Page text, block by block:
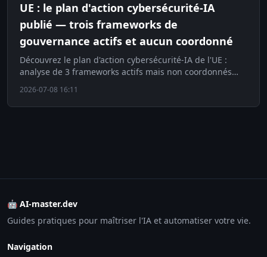
UE : le plan d'action cybersécurité-IA
publié — trois frameworks de
gouvernance actifs et aucun coordonné
Découvrez le plan d'action cybersécurité-IA de l'UE :
analyse de 3 frameworks actifs mais non coordonnés
2026-07-08 16:11
🤖 AI-master.dev
Guides pratiques pour maîtriser l'IA et automatiser votre vie.
Navigation